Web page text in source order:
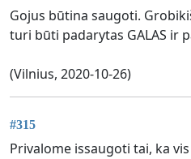
Gojus būtina saugoti.
turi būti padarytas GALAS ir
(Vilnius, 2020-10-26)
#315
Privalome issaugoti tai, ka